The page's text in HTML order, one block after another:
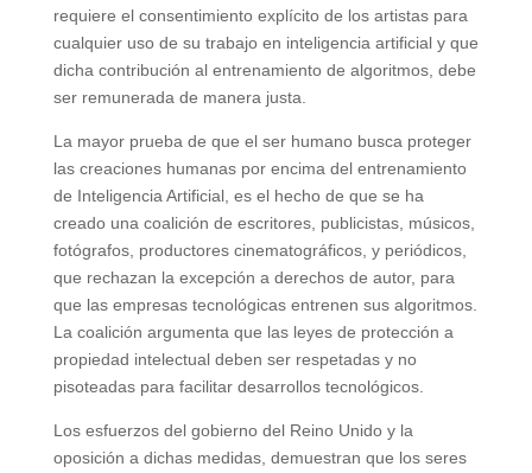
requiere el consentimiento explícito de los artistas para
cualquier uso de su trabajo en inteligencia artificial y que
dicha contribución al entrenamiento de algoritmos, debe
ser remunerada de manera justa.
La mayor prueba de que el ser humano busca proteger
las creaciones humanas por encima del entrenamiento
de Inteligencia Artificial, es el hecho de que se ha
creado una coalición de escritores, publicistas, músicos,
fotógrafos, productores cinematográficos, y periódicos,
que rechazan la excepción a derechos de autor, para
que las empresas tecnológicas entrenen sus algoritmos.
La coalición argumenta que las leyes de protección a
propiedad intelectual deben ser respetadas y no
pisoteadas para facilitar desarrollos tecnológicos.
Los esfuerzos del gobierno del Reino Unido y la
oposición a dichas medidas, demuestran que los seres